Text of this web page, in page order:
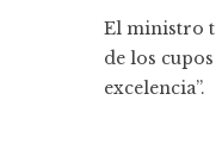
El ministro
de los
excelencia”.